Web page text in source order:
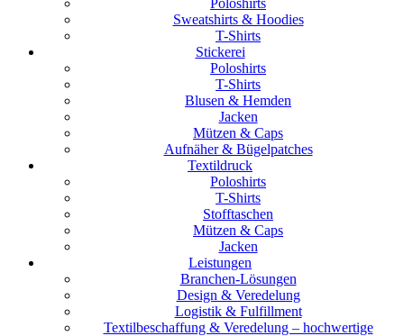
Poloshirts
Sweatshirts & Hoodies
T-Shirts
Stickerei
Poloshirts
T-Shirts
Blusen & Hemden
Jacken
Mützen & Caps
Aufnäher & Bügelpatches
Textildruck
Poloshirts
T-Shirts
Stofftaschen
Mützen & Caps
Jacken
Leistungen
Branchen-Lösungen
Design & Veredelung
Logistik & Fulfillment
Textilbeschaffung & Veredelung – hochwertige